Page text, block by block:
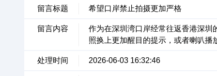
留言标题 希望口岸禁止拍摄更加严格
留言内容
作为在深圳湾口岸经常往返香港深圳
照换上更加醒目的提示，或者喇叭播
处理时间 2026-06-03 16:32:46